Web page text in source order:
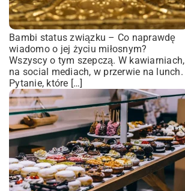
Bambi status związku – Co naprawdę
wiadomo o jej życiu miłosnym?
Wszyscy o tym szepczą. W kawiarniach,
na social mediach, w przerwie na lunch.
Pytanie, które […]